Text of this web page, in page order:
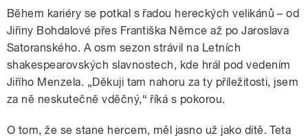
Během kariéry se potkal s řadou hereckých velikánů – od
Jiřiny Bohdalové přes Františka Němce až po Jaroslava
Satoranského. A osm sezon strávil na Letních
shakespearovských slavnostech, kde hrál pod vedením
Jiřího Menzela. „Děkuji tam nahoru za ty příležitosti, jsem
za ně neskutečně vděčný,“ říká s pokorou.
O tom, že se stane hercem, měl jasno už jako dítě. Teta